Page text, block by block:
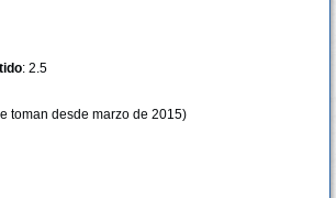
: 2.5
toman desde marzo de 2015)